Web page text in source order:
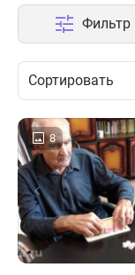
Сортировать
Фильтр
8